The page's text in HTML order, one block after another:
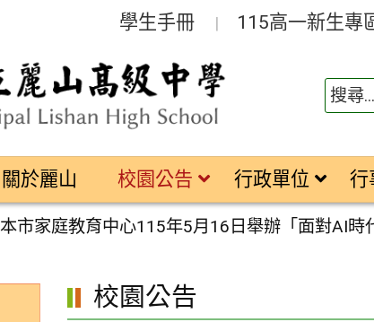
學生手冊 115高一新生專
關於麗山 校園公告 行政單位 行
本市家庭教育中心115年5月16日舉辦「面對AI時
校園公告